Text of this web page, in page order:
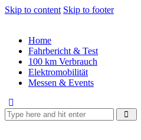
Skip to content Skip to footer
Home
Fahrbericht & Test
100 km Verbrauch
Elektromobilität
Messen & Events